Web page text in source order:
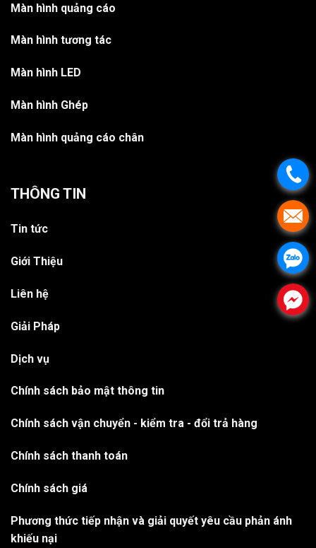
Màn hình quảng cáo
Màn hình tương tác
Màn hình LED
Màn hình Ghép
Màn hình quảng cáo chân
THÔNG TIN
Tin tức
Giới Thiệu
Liên hệ
Giải Pháp
Dịch vụ
Chính sách bảo mật thông tin
Chính sách vận chuyển - kiểm tra - đổi trả hàng
Chính sách thanh toán
Chính sách giá
Phương thức tiếp nhận và giải quyết yêu cầu phản ánh
khiếu nại
.
.
.
.